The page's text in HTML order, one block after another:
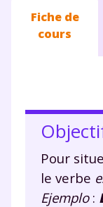
Fiche de
cours
Pour
le verbe
Ejemplo: